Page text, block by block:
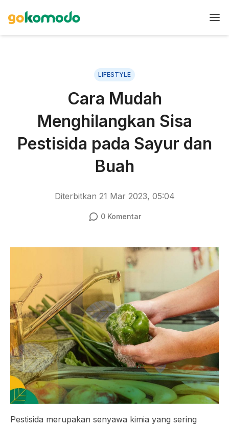
LIFESTYLE
Cara Mudah
Menghilangkan Sisa
Pestisida pada Sayur dan
Buah
Diterbitkan 21 Mar 2023, 05:04
0Komentar
Pestisida merupakan senyawa kimia yang sering